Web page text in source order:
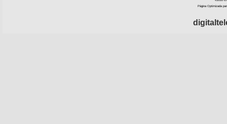
Página Optimizada